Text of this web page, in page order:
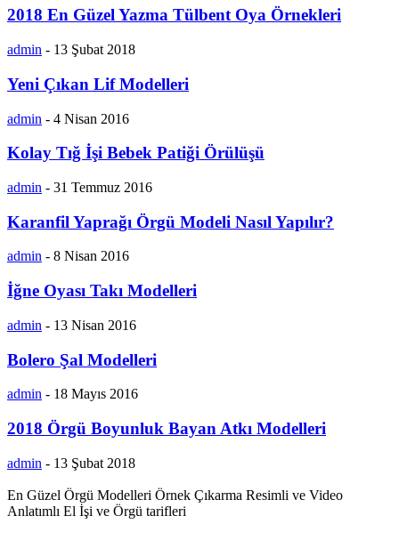
2018 En Güzel Yazma Tülbent Oya Örnekleri
admin - 13 Şubat 2018
Yeni Çıkan Lif Modelleri
admin - 4 Nisan 2016
Kolay Tığ İşi Bebek Patiği Örülüşü
admin - 31 Temmuz 2016
Karanfil Yaprağı Örgü Modeli Nasıl Yapılır?
admin - 8 Nisan 2016
İğne Oyası Takı Modelleri
admin - 13 Nisan 2016
Bolero Şal Modelleri
admin - 18 Mayıs 2016
2018 Örgü Boyunluk Bayan Atkı Modelleri
admin - 13 Şubat 2018
En Güzel Örgü Modelleri Örnek Çıkarma Resimli ve Video
Anlatımlı El İşi ve Örgü tarifleri